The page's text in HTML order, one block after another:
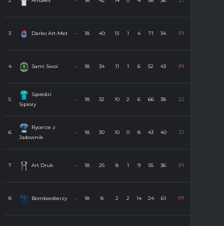
3 Darko Art-Met - 18 40 13 1 4 71 34 P1
4 Sami Swoi - 18 34 11 1 6 52 43 P1
5
Sąsiedzi
Sipiory
- 18 32 10 2 6 66 38 Z2
6
Rycerze z
Jadownik
- 18 30 10 0 8 43 40 Z1
7 Art Druk - 18 25 8 1 9 55 36 P1
8 Bombardierzy - 18 8 2 2 14 24 61 P7